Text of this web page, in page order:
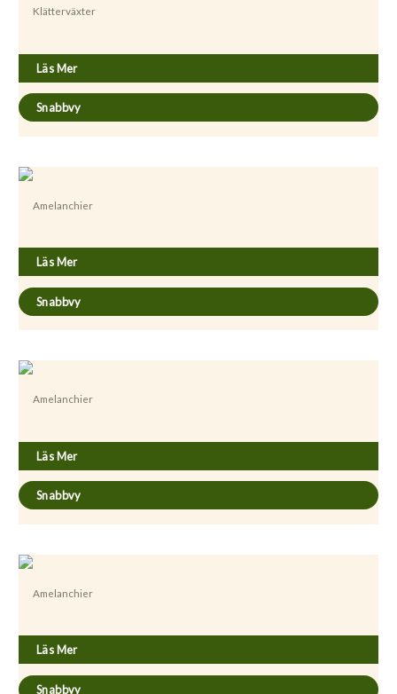
Klätterväxter
Läs Mer
Snabbvy
Amelanchier
Läs Mer
Snabbvy
Amelanchier
Läs Mer
Snabbvy
Amelanchier
Läs Mer
Snabbvy